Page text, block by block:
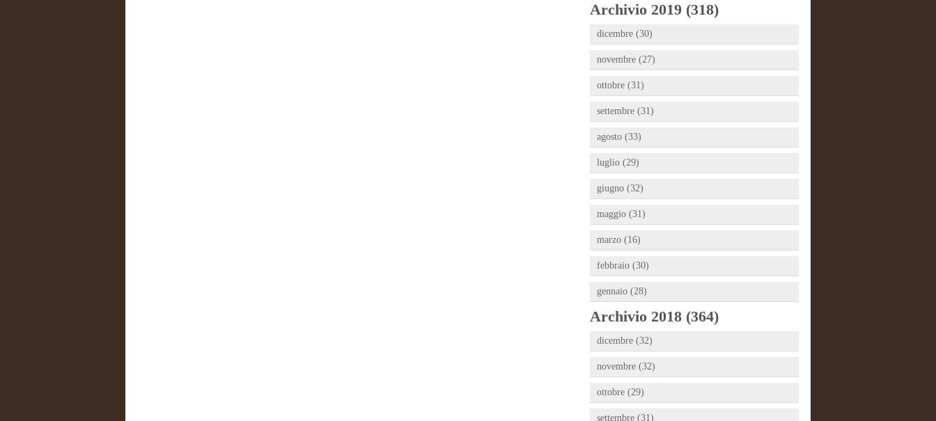
Archivio 2019 (318)
dicembre (30)
novembre (27)
ottobre (31)
settembre (31)
agosto (33)
luglio (29)
giugno (32)
maggio (31)
marzo (16)
febbraio (30)
gennaio (28)
Archivio 2018 (364)
dicembre (32)
novembre (32)
ottobre (29)
settembre (31)